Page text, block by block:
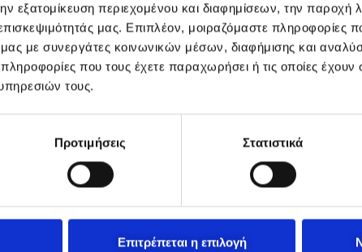
εξατομίκευση περιεχομένου και διαφημίσεων, την παροχή
μας. Επιπλέον, μοιραζόμαστε πληροφορίες
μας με συνεργάτες κοινωνικών μέσων, διαφήμισης και
που τους έχετε παραχωρήσει ή τις οποίες έχουν
τους.
Προτιμήσεις Στατιστικά
Επιτρέπεται η επιλογή